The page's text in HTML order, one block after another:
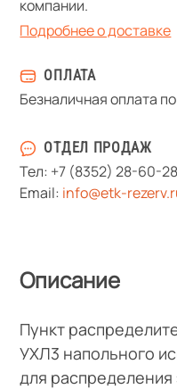
компании.
Подробнее о доставке
ОПЛАТА
Безналичная оплата
ОТДЕЛ ПРОДАЖ
Тел: +7 (8352) 28-60-28
Email: info@etk-
Описание
Пункт
УХЛ3 напольного
для распределения